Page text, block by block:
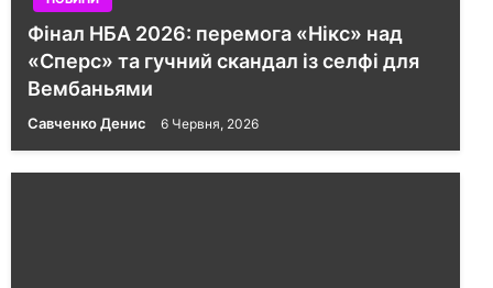
Фінал НБА 2026: перемога «Нікс» над
«Сперс» та гучний скандал із селфі для
Вембаньями
Савченко Денис 6 Червня, 2026